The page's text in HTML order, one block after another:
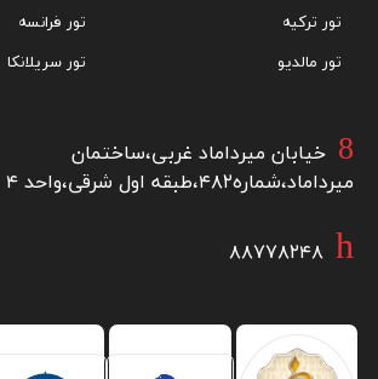
تور ترکیه
تور مالدیو
تور فرانسه
تور سریلانکا
خیابان میرداماد غربی،ساختمان
میرداماد،شماره۴۸۲،طبقه اول شرقی،واحد ۴